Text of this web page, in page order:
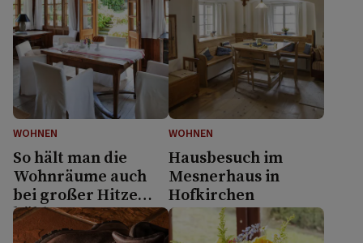
WOHNEN
So hält man die
Wohnräume auch
bei großer Hitze
kühl
WOHNEN
Hausbesuch im
Mesnerhaus in
Hofkirchen